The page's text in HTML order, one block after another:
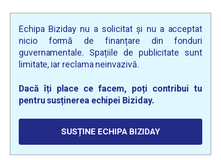
Echipa Biziday nu a solicitat și nu a acceptat
nicio formă de finanțare din fonduri
guvernamentale. Spațiile de publicitate sunt
limitate, iar reclama neinvazivă.
Dacă îți place ce facem, poți contribui tu
pentru susținerea echipei Biziday.
SUSȚINE ECHIPA BIZIDAY